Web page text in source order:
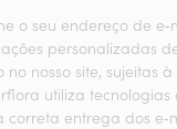
o seu endereço de
personalizadas
no nosso site, sujeitas
utiliza
entrega dos